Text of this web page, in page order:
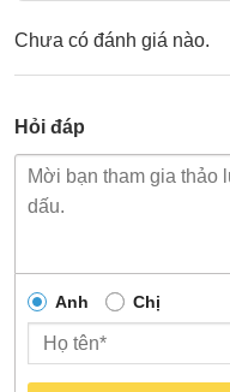
Chưa có đánh giá nào.
Hỏi đáp
Anh Chị